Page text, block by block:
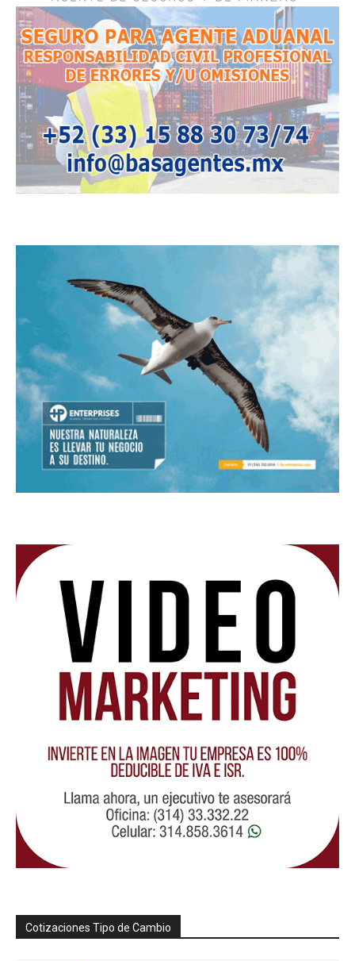
Cotizaciones Tipo de Cambio